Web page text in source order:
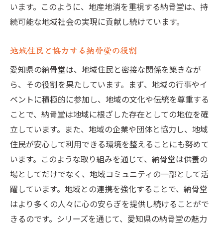
います。このように、地産地消を重視する納骨堂は、持
続可能な地域社会の実現に貢献し続けています。
地域住民と協力する納骨堂の役割
愛知県の納骨堂は、地域住民と密接な関係を築きなが
ら、その役割を果たしています。まず、地域の行事やイ
ベントに積極的に参加し、地域の文化や伝統を尊重する
ことで、納骨堂は地域に根ざした存在としての地位を確
立しています。また、地域の企業や団体と協力し、地域
住民が安心して利用できる環境を整えることにも努めて
います。このような取り組みを通じて、納骨堂は供養の
場としてだけでなく、地域コミュニティの一部として活
躍しています。地域との連携を強化することで、納骨堂
はより多くの人々に心の安らぎを提供し続けることがで
きるのです。シリーズを通じて、愛知県の納骨堂の魅力